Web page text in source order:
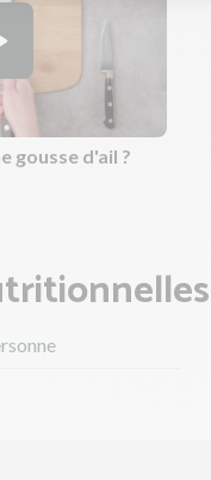
gousse d'ail ?